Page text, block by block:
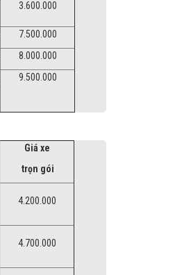
3.600.000
7.500.000
8.000.000
9.500.000
Giá xe
trọn gói
4.200.000
4.700.000